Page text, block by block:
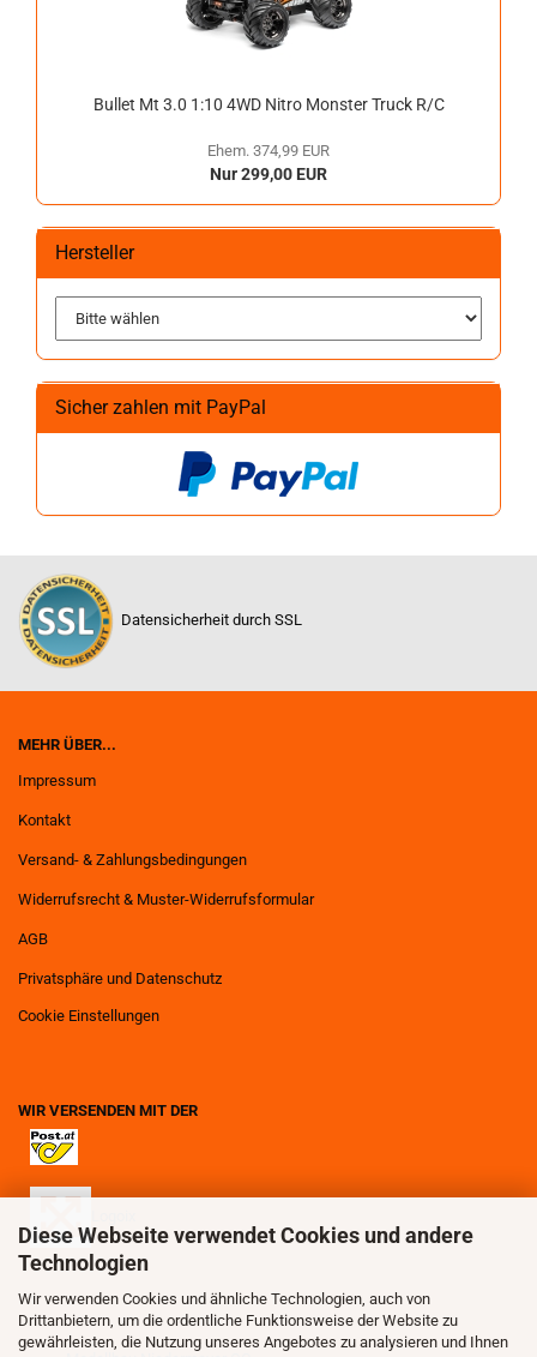
Diese Webseite verwendet Cookies und andere
Technologien
Wir verwenden Cookies und ähnliche Technologien, auch von
Drittanbietern, um die ordentliche Funktionsweise der Website zu
gewährleisten, die Nutzung unseres Angebotes zu analysieren und Ihnen
Bullet Mt 3.0 1:10 4WD Nitro Monster Truck R/C
Ehem. 374,99 EUR
Nur 299,00 EUR
Hersteller
Sicher zahlen mit PayPal
Datensicherheit durch SSL
MEHR ÜBER...
Impressum
Kontakt
Versand- & Zahlungsbedingungen
Widerrufsrecht & Muster-Widerrufsformular
AGB
Privatsphäre und Datenschutz
Cookie Einstellungen
WIR VERSENDEN MIT DER